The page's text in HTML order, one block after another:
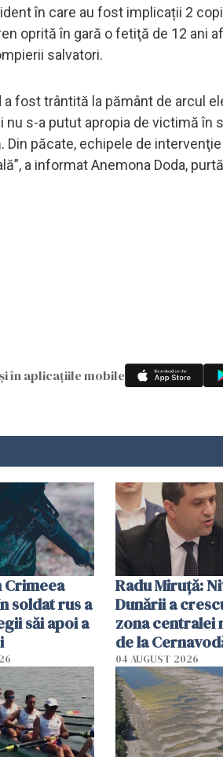
în care au fost implicații 2
oprită în gară o fetiţă de 12 ani
salvatori.
a fost trântită la pământ de arcul
nu s-a putut apropia de victimă în
păcate, echipele de intervenţie
a informat Anemona Doda,
și în aplicațiile mobile
soldat rus a
săi apoi a
Radu Miruţă:
Dunării a
zona centralei
de la
cm faţă de
04 AUGUST 2026